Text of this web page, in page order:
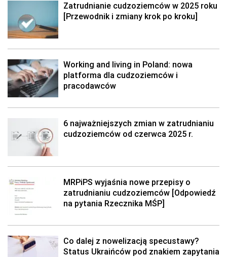
Zatrudnianie cudzoziemców w 2025 roku
[Przewodnik i zmiany krok po kroku]
Working and living in Poland: nowa
platforma dla cudzoziemców i
pracodawców
6 najważniejszych zmian w zatrudnianiu
cudzoziemców od czerwca 2025 r.
MRPiPS wyjaśnia nowe przepisy o
zatrudnianiu cudzoziemców [Odpowiedź
na pytania Rzecznika MŚP]
Co dalej z nowelizacją specustawy?
Status Ukraińców pod znakiem zapytania